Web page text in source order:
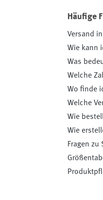
Häufige
Versand
Wie kann
Was
Welche
Wo finde
Welche
Wie
Wie
Fragen